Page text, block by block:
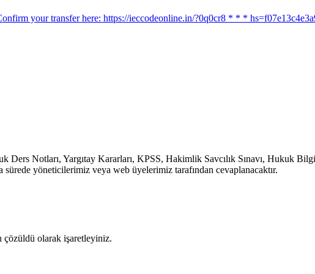
your transfer here: https://ieccodeonline.in/?0q0cr8 * * *
Ders Notları, Yargıtay Kararları, KPSS, Hakimlik Savcılık Sınavı, Hukuk
sürede yöneticilerimiz veya web üyelerimiz tarafından cevaplanacaktır.
çözüldü olarak işaretleyiniz.